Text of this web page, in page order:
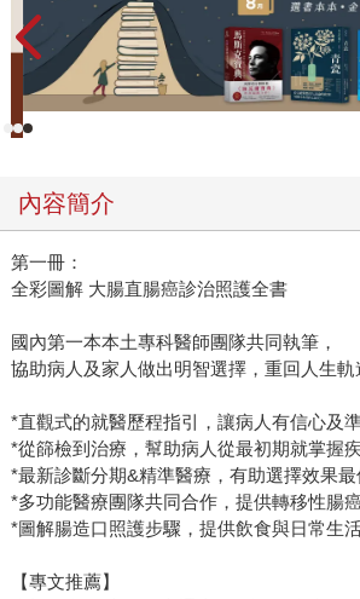
內容簡介
第一冊：
全彩圖解 大腸直腸癌診治照護全書
國內第一本本土專科醫師團隊共同執筆，
協助病人及家人做出明智選擇，重回人生軌
*直觀式的就醫歷程指引，讓病人有信心及
*從篩檢到治療，幫助病人從最初期就掌握
*最新診斷分期&精準醫療，有助選擇效果
*多功能醫療團隊共同合作，提供轉移性腸
*圖解腸造口照護步驟，提供飲食與日常生
【專文推薦】